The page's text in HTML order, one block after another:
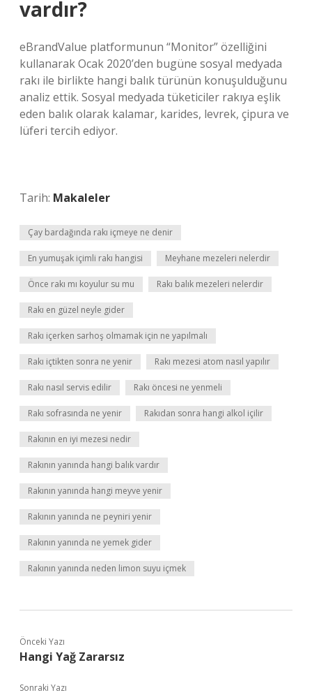
vardır?
eBrandValue platformunun “Monitor” özelliğini
kullanarak Ocak 2020’den bugüne sosyal medyada
rakı ile birlikte hangi balık türünün konuşulduğunu
analiz ettik. Sosyal medyada tüketiciler rakıya eşlik
eden balık olarak kalamar, karides, levrek, çipura ve
lüferi tercih ediyor.
Tarih: Makaleler
Çay bardağında rakı içmeye ne denir
En yumuşak içimli rakı hangisi Meyhane mezeleri nelerdir
Önce rakı mı koyulur su mu Rakı balık mezeleri nelerdir
Rakı en güzel neyle gider
Rakı içerken sarhoş olmamak için ne yapılmalı
Rakı içtikten sonra ne yenir Rakı mezesi atom nasıl yapılır
Rakı nasıl servis edilir Rakı öncesi ne yenmeli
Rakı sofrasında ne yenir Rakıdan sonra hangi alkol içilir
Rakının en iyi mezesi nedir
Rakının yanında hangi balık vardır
Rakının yanında hangi meyve yenir
Rakının yanında ne peyniri yenir
Rakının yanında ne yemek gider
Rakının yanında neden limon suyu içmek
Önceki Yazı
Hangi Yağ Zararsız
Sonraki Yazı